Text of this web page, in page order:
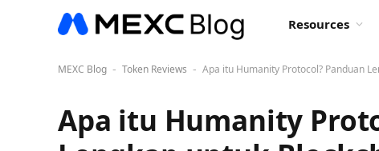
Resources
MEXC Blog - Token Reviews - Apa itu Humanity Protocol? Panduan
Apa itu Humanity